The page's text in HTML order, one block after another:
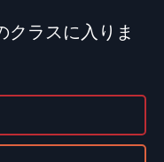
クラスに入りま